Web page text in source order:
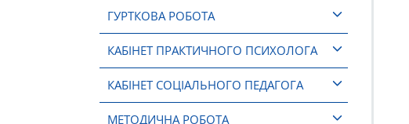
ГУРТКОВА РОБОТА
КАБІНЕТ ПРАКТИЧНОГО ПСИХОЛОГА
КАБІНЕТ СОЦІАЛЬНОГО ПЕДАГОГА
МЕТОДИЧНА РОБОТА